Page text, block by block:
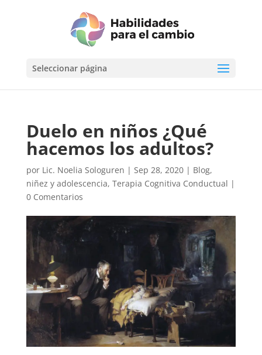
Seleccionar página
Duelo en niños ¿Qué
hacemos los adultos?
por Lic. Noelia Sologuren | Sep 28, 2020| Blog,
niñez y adolescencia, Terapia Cognitiva Conductual |
0 Comentarios